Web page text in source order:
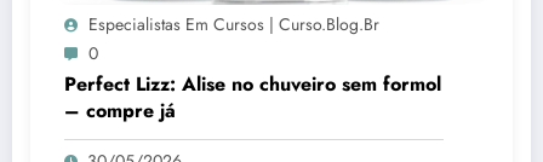
Especialistas Em Cursos | Curso.blog.br
0
Perfect Lizz: Alise no chuveiro sem formol
– compre já